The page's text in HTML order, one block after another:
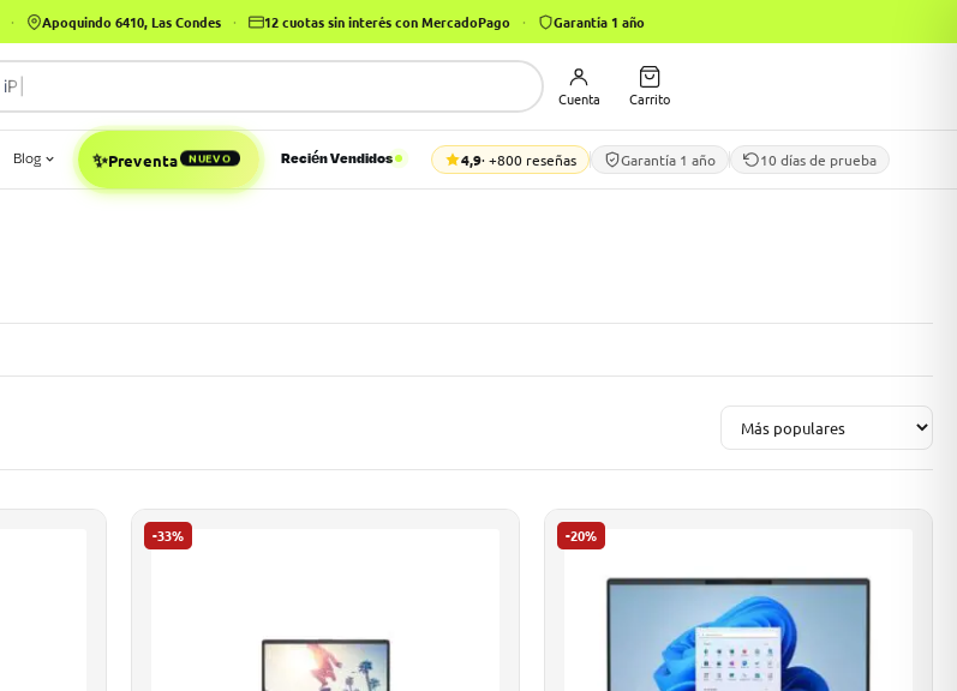
· Apoquindo 6410, Las Condes · 12 cuotas sin interés con MercadoPago · Garantía 1 año
iPhone 16
Cuenta Carrito
Blog ✨Preventa NUEVO Recién Vendidos 4,9· +800 reseñas Garantía 1 año 10 días de prueba
-33% -20%